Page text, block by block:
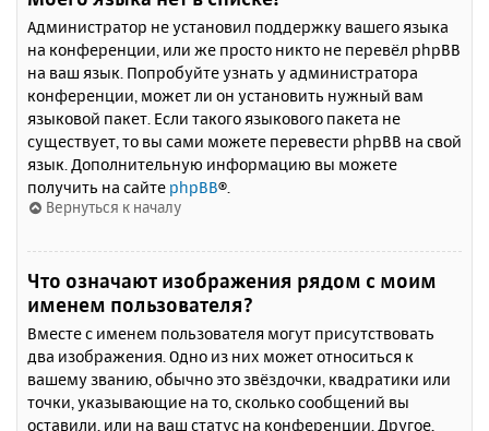
Администратор не установил поддержку вашего языка
на конференции, или же просто никто не перевёл phpBB
на ваш язык. Попробуйте узнать у администратора
конференции, может ли он установить нужный вам
языковой пакет. Если такого языкового пакета не
существует, то вы сами можете перевести phpBB на свой
язык. Дополнительную информацию вы можете
получить на сайте phpBB®.
Вернуться к началу
Что означают изображения рядом с моим
именем пользователя?
Вместе с именем пользователя могут присутствовать
два изображения. Одно из них может относиться к
вашему званию, обычно это звёздочки, квадратики или
точки, указывающие на то, сколько сообщений вы
оставили, или на ваш статус на конференции. Другое,